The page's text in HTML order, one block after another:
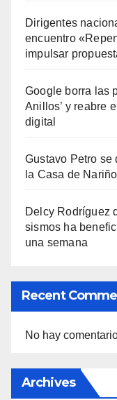
Dirigentes
encuentro
impulsar
Google borra las
Anillos’ y reabre
digital
Gustavo Petro
la Casa de Nariño
Delcy Rodríguez
sismos ha
una semana
Recent
No hay
Archives